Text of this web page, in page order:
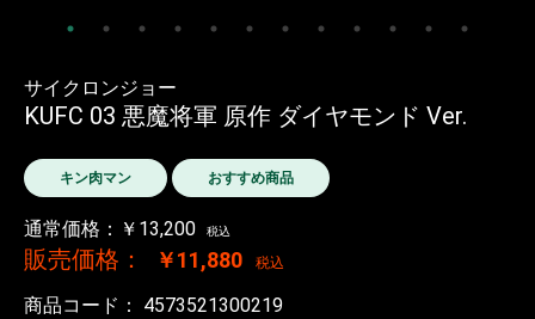
サイクロンジョー
KUFC 03 悪魔将軍 原作 ダイヤモンド Ver.
キン肉マン おすすめ商品
通常価格：￥13,200 税込
販売価格： ￥11,880 税込
商品コード： 4573521300219